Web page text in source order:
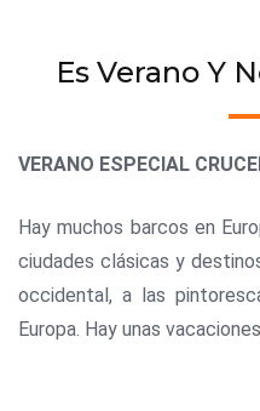
Es Verano Y
VERANO ESPECIAL
Hay muchos barcos en
ciudades clásicas y
occidental, a las
Europa. Hay unas